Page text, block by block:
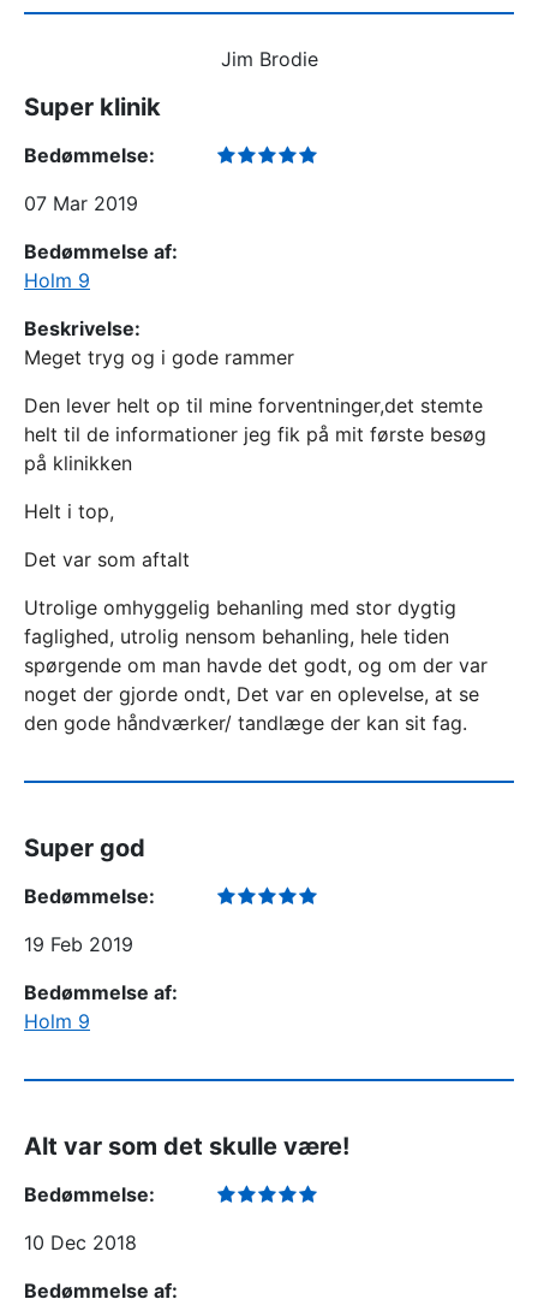
Jim Brodie
Super klinik
Bedømmelse:
07 Mar 2019
Bedømmelse af:
Holm 9
Beskrivelse:
Meget tryg og i gode rammer
Den lever helt op til mine forventninger,det stemte
helt til de informationer jeg fik på mit første besøg
på klinikken
Helt i top,
Det var som aftalt
Utrolige omhyggelig behanling med stor dygtig
faglighed, utrolig nensom behanling, hele tiden
spørgende om man havde det godt, og om der var
noget der gjorde ondt, Det var en oplevelse, at se
den gode håndværker/ tandlæge der kan sit fag.
Super god
Bedømmelse:
19 Feb 2019
Bedømmelse af:
Holm 9
Alt var som det skulle være!
Bedømmelse:
10 Dec 2018
Bedømmelse af: